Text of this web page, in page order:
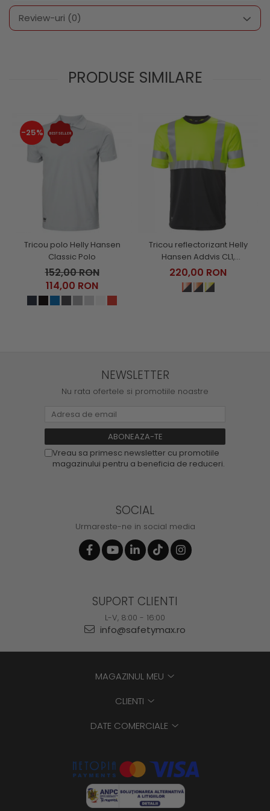
Review-uri (0)
PRODUSE SIMILARE
-25%
Tricou polo Helly Hansen
Classic Polo
152,00 RON
114,00 RON
Tricou reflectorizant Helly
Hansen Addvis CL1,
galben/negru abanos, XS
220,00 RON
NEWSLETTER
Nu rata ofertele si promotiile noastre
Vreau sa primesc newsletter cu promotiile
magazinului pentru a beneficia de reduceri.
SOCIAL
Urmareste-ne in social media
SUPORT CLIENTI
L-V, 8:00 - 16:00
info@safetymax.ro
MAGAZINUL MEU
CLIENTI
DATE COMERCIALE